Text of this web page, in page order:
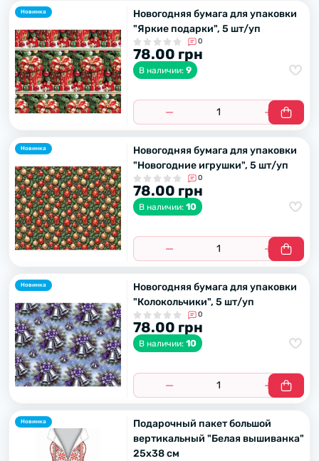
Новинка
Новогодняя бумага для упаковки
"Яркие подарки", 5 шт/уп
0
78.00 грн
В наличии: 9
Новинка
Новогодняя бумага для упаковки
"Новогодние игрушки", 5 шт/уп
0
78.00 грн
В наличии: 10
Новинка
Новогодняя бумага для упаковки
"Колокольчики", 5 шт/уп
0
78.00 грн
В наличии: 10
Новинка
Подарочный пакет большой
вертикальный "Белая вышиванка"
25х38 см